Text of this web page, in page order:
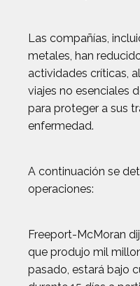
Las compañías,
metales, han
actividades críticas,
viajes no esenciales
para proteger a sus
enfermedad.
A continuación se
operaciones:
Freeport-McMoran
que produjo mil
pasado, estará bajo